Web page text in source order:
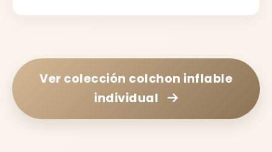
Ver colección colchon inflable
individual